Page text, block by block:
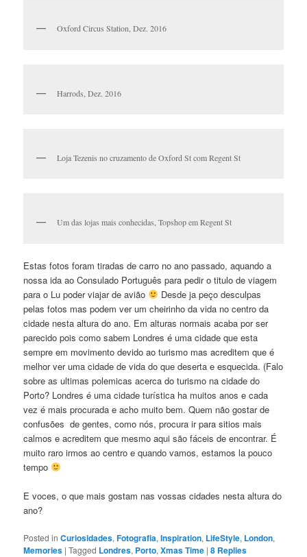
Oxford Circus Station, Dez. 2016
Harrods, Dez. 2016
Loja Tezenis no cruzamento de Oxford St com Regent St
Um das lojas mais conhecidas, Topshop em Regent St
Estas fotos foram tiradas de carro no ano passado, aquando a
nossa ida ao Consulado Português para pedir o titulo de viagem
para o Lu poder viajar de avião
Desde ja peço desculpas
pelas fotos mas podem ver um cheirinho da vida no centro da
cidade nesta altura do ano. Em alturas normais acaba por ser
parecido pois como sabem Londres é uma cidade que esta
sempre em movimento devido ao turismo mas acreditem que é
melhor ver uma cidade de vida do que deserta e esquecida. (Falo
sobre as ultimas polemicas acerca do turismo na cidade do
Porto? Londres é uma cidade turística ha muitos anos e cada
vez é mais procurada e acho muito bem. Quem não gostar de
confusões de gentes, como nós, procura ir para sitios mais
calmos e acreditem que mesmo aqui são fáceis de encontrar. É
muito raro irmos ao centro e quando vamos, estamos la pouco
tempo
E voces, o que mais gostam nas vossas cidades nesta altura do
ano?
Posted in Curiosidades,Fotografia,Inspiration, LifeStyle, London,
Memories |Tagged Londres, Porto,Xmas Time |8 Replies